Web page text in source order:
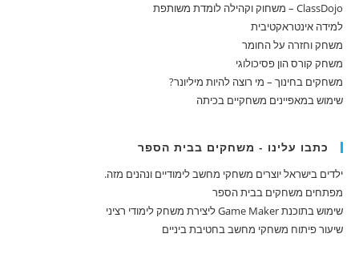
ClassDojo – משחוק וקהילה לומדת משותפת
למידה אינטראקטיבית
משחק וחזרה על החומר
משחק קורס הון פסיכולוגי
משחקים בחינוך – מי רוצה להיות מיליונר?
שימוש במאפיינים משחקיים בכיתה
כתבו עלינו - משחקים בבית הספר
ילדים בישראל יוצרים משחקי מחשב לימודיים ונהנים מזה.
מפתחים משחקים בבית הספר
שימוש בתוכנת Game Maker ליצירת משחק לימודי רציני
שיעור פיתוח משחקי מחשב בחטיבת ביניים